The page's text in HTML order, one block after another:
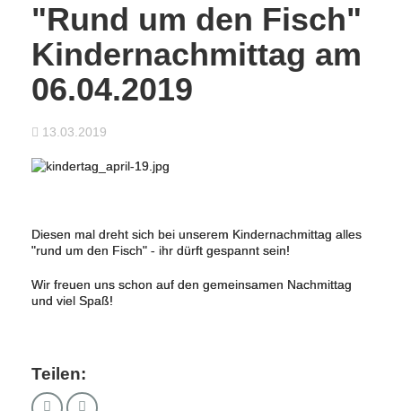
"Rund um den Fisch"
Kindernachmittag am
06.04.2019
13.03.2019
Diesen mal dreht sich bei unserem Kindernachmittag alles
"rund um den Fisch" - ihr dürft gespannt sein!
Wir freuen uns schon auf den gemeinsamen Nachmittag
und viel Spaß!
Teilen: